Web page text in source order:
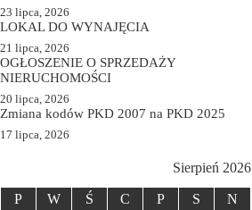
23 lipca, 2026
LOKAL DO WYNAJĘCIA
21 lipca, 2026
OGŁOSZENIE O SPRZEDAŻY
NIERUCHOMOŚCI
20 lipca, 2026
Zmiana kodów PKD 2007 na PKD 2025
17 lipca, 2026
Sierpień 2026
P W Ś C P S
N